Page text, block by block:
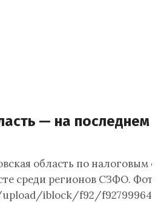
— на последнем
область по налоговым
среди регионов СЗФО. Фото:
iblock/f92/